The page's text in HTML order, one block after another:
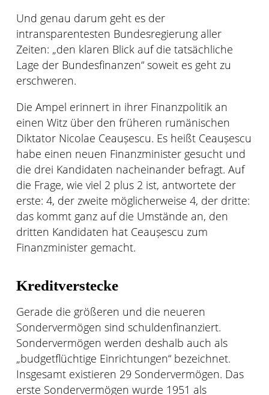
Und genau darum geht es der
intransparentesten Bundesregierung aller
Zeiten: „den klaren Blick auf die tatsächliche
Lage der Bundesfinanzen“ soweit es geht zu
erschweren.
Die Ampel erinnert in ihrer Finanzpolitik an
einen Witz über den früheren rumänischen
Diktator Nicolae Ceaușescu. Es heißt Ceaușescu
habe einen neuen Finanzminister gesucht und
die drei Kandidaten nacheinander befragt. Auf
die Frage, wie viel 2 plus 2 ist, antwortete der
erste: 4, der zweite möglicherweise 4, der dritte:
das kommt ganz auf die Umstände an, den
dritten Kandidaten hat Ceaușescu zum
Finanzminister gemacht.
Kreditverstecke
Gerade die größeren und die neueren
Sondervermögen sind schuldenfinanziert.
Sondervermögen werden deshalb auch als
„budgetflüchtige Einrichtungen“ bezeichnet.
Insgesamt existieren 29 Sondervermögen. Das
erste Sondervermögen wurde 1951 als